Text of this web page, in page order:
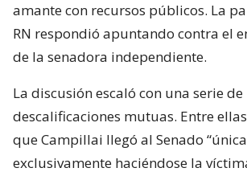
amante con recursos públicos. La
RN respondió apuntando contra el
de la senadora independiente.
La discusión escaló con una serie de
descalificaciones mutuas. Entre
que Campillai llegó al Senado
exclusivamente haciéndose la